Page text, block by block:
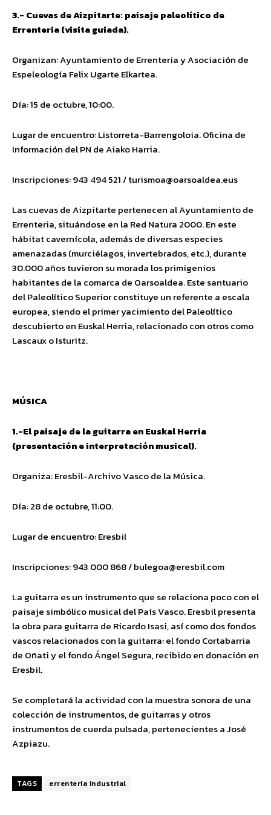
3.- Cuevas de Aizpitarte: paisaje paleolítico de
Errenteria (visita guiada).
Organizan: Ayuntamiento de Errenteria y Asociación de
Espeleología Felix Ugarte Elkartea.
Día: 15 de octubre, 10:00.
Lugar de encuentro: Listorreta-Barrengoloia. Oficina de
Información del PN de Aiako Harria.
Inscripciones: 943 494 521 /turismoa@oarsoaldea.eus
Las cuevas de Aizpitarte pertenecen al Ayuntamiento de
Errenteria, situándose en la Red Natura 2000. En este
hábitat cavernícola, además de diversas especies
amenazadas (murciélagos, invertebrados, etc.), durante
30.000 años tuvieron su morada los primigenios
habitantes de la comarca de Oarsoaldea. Este santuario
del Paleolítico Superior constituye un referente a escala
europea, siendo el primer yacimiento del Paleolítico
descubierto en Euskal Herria, relacionado con otros como
Lascaux o Isturitz.
MÚSICA
1.-El paisaje de la guitarra en Euskal Herria
(presentación e interpretación musical).
Organiza: Eresbil-Archivo Vasco de la Música.
Día: 28 de octubre, 11:00.
Lugar de encuentro: Eresbil
Inscripciones: 943 000 868 /bulegoa@eresbil.com
La guitarra es un instrumento que se relaciona poco con el
paisaje simbólico musical del País Vasco. Eresbil presenta
la obra para guitarra de Ricardo Isasi, así como dos fondos
vascos relacionados con la guitarra: el fondo Cortabarria
de Oñati y el fondo Ángel Segura, recibido en donación en
Eresbil.
Se completará la actividad con la muestra sonora de una
colección de instrumentos, de guitarras y otros
instrumentos de cuerda pulsada, pertenecientes a José
Azpiazu.
TAGS errenteria industrial